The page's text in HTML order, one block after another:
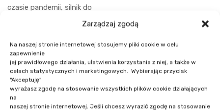
Zarządzaj zgodą
Na naszej stronie internetowej stosujemy pliki cookie w celu
zapewnienie
jej prawidłowego działania, ułatwienia korzystania z niej, a także w
celach statystycznych i marketingowych. Wybierając przycisk
"Akceptuję"
wyrażasz zgodę na stosowanie wszystkich plików cookie działających
na
naszej stronie internetowej. Jeśli chcesz wyrazić zgodę na stosowanie
czasie pandemii, silnik do
przetwarzania płatności
dostawcy we Włoszech oraz oparte o
blockchain narzędzie do onboardingu
klientów instytucji finansowych.